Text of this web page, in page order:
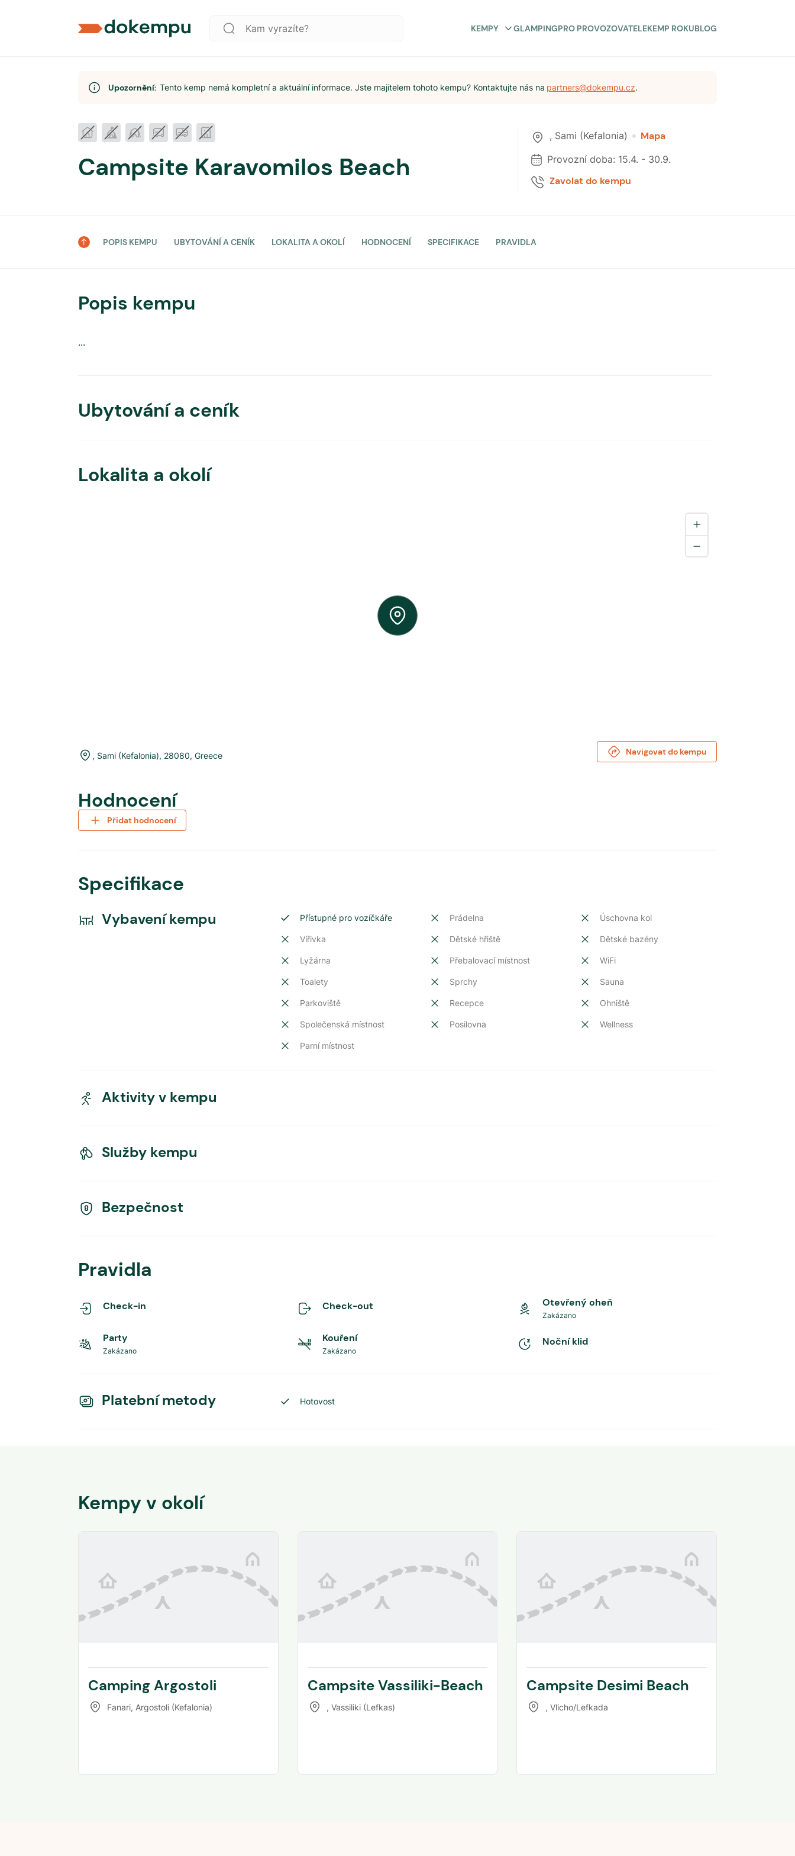
KEMPY GLAMPINGPRO PROVOZOVATELEKEMP ROKUBLOG
Upozornění: Tento kemp nemá kompletní a aktuální informace. Jste majitelem tohoto kempu? Kontaktujte nás na partners@dokempu.cz.
Campsite Karavomilos Beach
, Sami (Kefalonia) Mapa
Provozní doba: 15.4. - 30.9.
Zavolat do kempu
POPIS KEMPU UBYTOVÁNÍ A CENÍK LOKALITA A OKOLÍ HODNOCENÍ SPECIFIKACE PRAVIDLA
Popis kempu
...
Ubytování a ceník
Lokalita a okolí
, Sami (Kefalonia), 28080, Greece Navigovat do kempu
Hodnocení
Přidat hodnocení
Specifikace
Vybavení kempu Přístupné pro vozíčkáře Prádelna Úschovna kol
Vířivka Dětské hřiště Dětské bazény
Lyžárna Přebalovací místnost WiFi
Toalety Sprchy Sauna
Parkoviště Recepce Ohniště
Společenská místnost Posilovna Wellness
Parní místnost
Aktivity v kempu
Služby kempu
Bezpečnost
Pravidla
Check-in Check-out Otevřený oheň
Zakázano
Party
Zakázano
Kouření
Zakázano
Noční klid
Platební metody Hotovost
Kempy v okolí
Camping Argostoli
Fanari, Argostoli (Kefalonia)
Campsite Vassiliki-Beach
, Vassiliki (Lefkas)
Campsite Desimi Beach
,Vlicho/Lefkada